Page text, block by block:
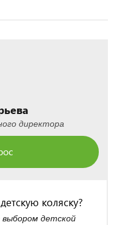
директора
коляску?
выбором детской